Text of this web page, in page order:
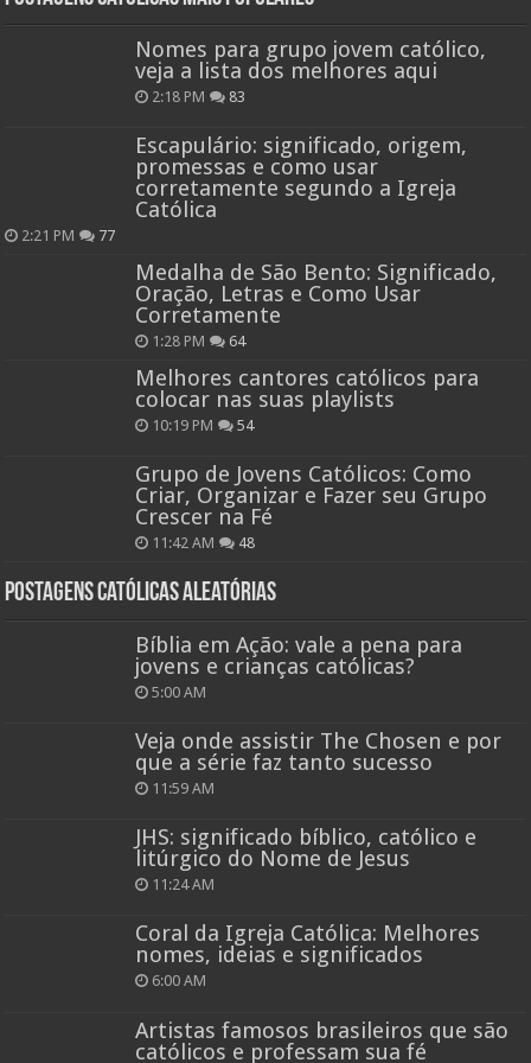
Nomes para grupo jovem católico,
veja a lista dos melhores aqui
2:18 PM 83
Escapulário: significado, origem,
promessas e como usar
corretamente segundo a Igreja
Católica
2:21 PM 77
Medalha de São Bento: Significado,
Oração, Letras e Como Usar
Corretamente
1:28 PM 64
Melhores cantores católicos para
colocar nas suas playlists
10:19 PM 54
Grupo de Jovens Católicos: Como
Criar, Organizar e Fazer seu Grupo
Crescer na Fé
11:42 AM 48
Postagens católicas aleatórias
Bíblia em Ação: vale a pena para
jovens e crianças católicas?
5:00 AM
Veja onde assistir The Chosen e por
que a série faz tanto sucesso
11:59 AM
JHS: significado bíblico, católico e
litúrgico do Nome de Jesus
11:24 AM
Coral da Igreja Católica: Melhores
nomes, ideias e significados
6:00 AM
Artistas famosos brasileiros que são
católicos e professam sua fé